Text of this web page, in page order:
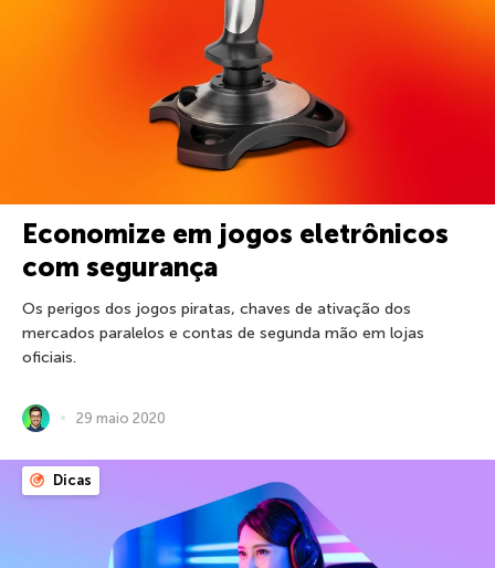
Economize em jogos eletrônicos
com segurança
Os perigos dos jogos piratas, chaves de ativação dos
mercados paralelos e contas de segunda mão em lojas
oficiais.
29 maio 2020
Dicas